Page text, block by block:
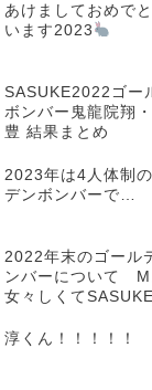
あけましておめで
います2023
SASUKE2022ゴー
ボンバー鬼龍院翔
豊 結果まとめ
2023年は4人体制
デンボンバーで…
2022年末のゴール
ンバーについて M
女々しくて
淳くん！！！！！